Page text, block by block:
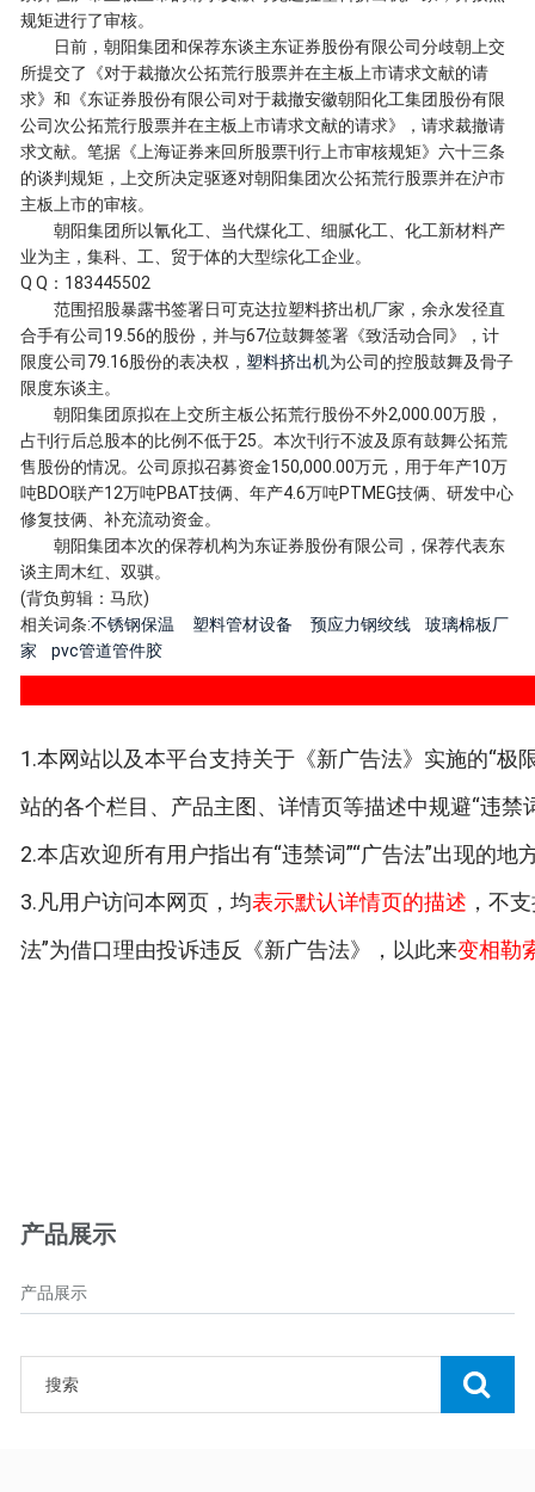
规矩进行了审核。
日前，朝阳集团和保荐东谈主东证券股份有限公司分歧朝上交
所提交了《对于裁撤次公拓荒行股票并在主板上市请求文献的请
求》和《东证券股份有限公司对于裁撤安徽朝阳化工集团股份有限
公司次公拓荒行股票并在主板上市请求文献的请求》，请求裁撤请
求文献。笔据《上海证券来回所股票刊行上市审核规矩》六十三条
的谈判规矩，上交所决定驱逐对朝阳集团次公拓荒行股票并在沪市
主板上市的审核。
朝阳集团所以氰化工、当代煤化工、细腻化工、化工新材料产
业为主，集科、工、贸于体的大型综化工企业。
Q Q：183445502
范围招股暴露书签署日可克达拉塑料挤出机厂家，余永发径直
合手有公司19.56的股份，并与67位鼓舞签署《致活动合同》，计
限度公司79.16股份的表决权， 塑料挤出机为公司的控股鼓舞及骨子
限度东谈主。
朝阳集团原拟在上交所主板公拓荒行股份不外2,000.00万股，
占刊行后总股本的比例不低于25。本次刊行不波及原有鼓舞公拓荒
售股份的情况。公司原拟召募资金150,000.00万元，用于年产10万
吨BDO联产12万吨PBAT技俩、年产4.6万吨PTMEG技俩、研发中心
修复技俩、补充流动资金。
朝阳集团本次的保荐机构为东证券股份有限公司，保荐代表东
谈主周木红、双骐。
(背负剪辑：马欣)
相关词条:不锈钢保温 塑料管材设备 预应力钢绞线
玻璃棉板厂
家
pvc管道管件胶
1.本网站以及本平台支持关于《新广告法》实施的“极
站的各个栏目、产品主图、详情页等描述中规避“违禁
2.本店欢迎所有用户指出有“违禁词”“广告法”出现的地
3.凡用户访问本网页，均表示默认详情页的描述 ，不
法”为借口理由投诉违反《新广告法》，以此来变相勒
产品展示
产品展示